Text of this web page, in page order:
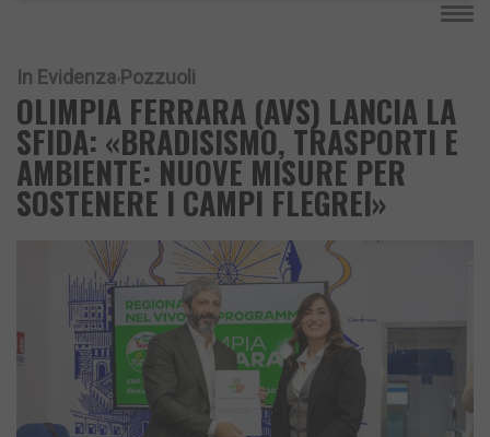
In Evidenza Pozzuoli
OLIMPIA FERRARA (AVS) LANCIA LA
SFIDA: «BRADISISMO, TRASPORTI E
AMBIENTE: NUOVE MISURE PER
SOSTENERE I CAMPI FLEGREI»